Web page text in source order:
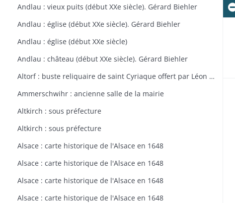
Andlau : vieux puits (début XXe siècle). Gérard Biehler
Andlau : église (début XXe siècle). Gérard Biehler
Andlau : église (début XXe siècle)
Andlau : château (début XXe siècle). Gérard Biehler
Altorf : buste reliquaire de saint Cyriaque offert par Léon IX à l'église d'Altorf
Ammerschwihr : ancienne salle de la mairie
Altkirch : sous préfecture
Altkirch : sous préfecture
Alsace : carte historique de l'Alsace en 1648
Alsace : carte historique de l'Alsace en 1648
Alsace : carte historique de l'Alsace en 1648
Alsace : carte historique de l'Alsace en 1648